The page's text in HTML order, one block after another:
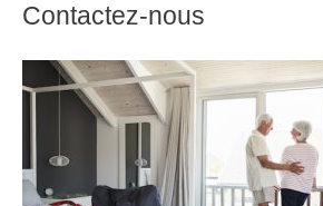
Contactez-nous